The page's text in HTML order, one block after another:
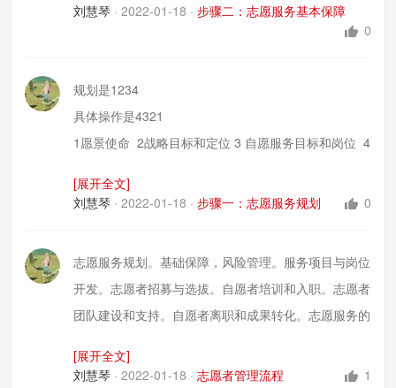
刘慧琴 · 2022-01-18 · 步骤二：志愿服务基本保障
0
规划是1234
具体操作是4321
1愿景使命 2战略目标和定位 3 自愿服务目标和岗位 4
[展开全文]
刘慧琴 · 2022-01-18 · 步骤一：志愿服务规划 0
志愿服务规划。基础保障，风险管理。服务项目与岗位
开发。志愿者招募与选拔。自愿者培训和入职。志愿者
团队建设和支持。自愿者离职和成果转化。志愿服务的
[展开全文]
刘慧琴 · 2022-01-18 · 志愿者管理流程 1